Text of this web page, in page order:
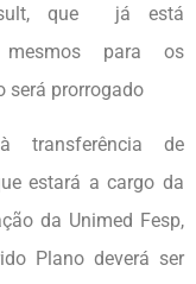
que já está
mesmos para os
será prorrogado
transferência de
estará a cargo da
da Unimed Fesp,
Plano deverá ser